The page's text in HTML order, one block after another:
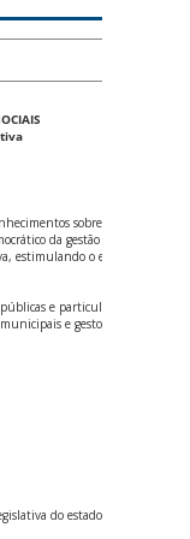
sobre o significado
da gestão pública
estimulando o exercício pleno
e particulares,
e gestores públicos.
do estado de SC